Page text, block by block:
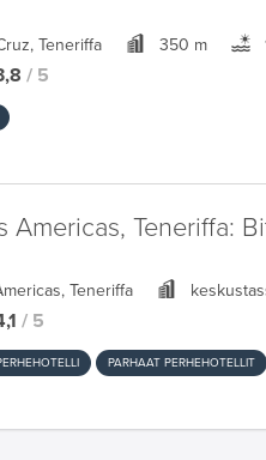
Teneriffa 350 m
/ 5
Americas, Teneriffa:
Teneriffa
/ 5
PARHAAT PERHEHOTELLIT